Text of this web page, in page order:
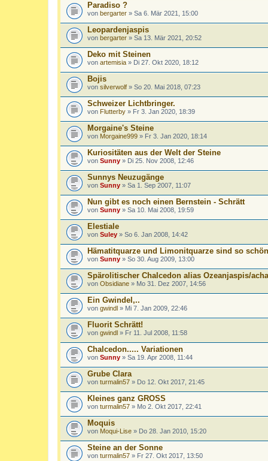
Paradiso ?
von bergarter » Sa 6. Mär 2021, 15:00
Leopardenjaspis
von bergarter » Sa 13. Mär 2021, 20:52
Deko mit Steinen
von artemisia » Di 27. Okt 2020, 18:12
Bojis
von silverwolf » So 20. Mai 2018, 07:23
Schweizer Lichtbringer.
von Flutterby » Fr 3. Jan 2020, 18:39
Morgaine's Steine
von Morgaine999 » Fr 3. Jan 2020, 18:14
Kuriositäten aus der Welt der Steine
von Sunny » Di 25. Nov 2008, 12:46
Sunnys Neuzugänge
von Sunny » Sa 1. Sep 2007, 11:07
Nun gibt es noch einen Bernstein - Schrätt
von Sunny » Sa 10. Mai 2008, 19:59
Elestiale
von Suley » So 6. Jan 2008, 14:42
Hämatitquarze und Limonitquarze sind so
von Sunny » So 30. Aug 2009, 13:00
Spärolitischer Chalcedon alias Ozeanjaspis/
von Obsidiane » Mo 31. Dez 2007, 14:56
Ein Gwindel,..
von gwindl » Mi 7. Jan 2009, 22:46
Fluorit Schrätt!
von gwindl » Fr 11. Jul 2008, 11:58
Chalcedon..... Variationen
von Sunny » Sa 19. Apr 2008, 11:44
Grube Clara
von turmalin57 » Do 12. Okt 2017, 21:45
Kleines ganz GROSS
von turmalin57 » Mo 2. Okt 2017, 22:41
Moquis
von Moqui-Lise » Do 28. Jan 2010, 15:20
Steine an der Sonne
von turmalin57 » Fr 27. Okt 2017, 13:50